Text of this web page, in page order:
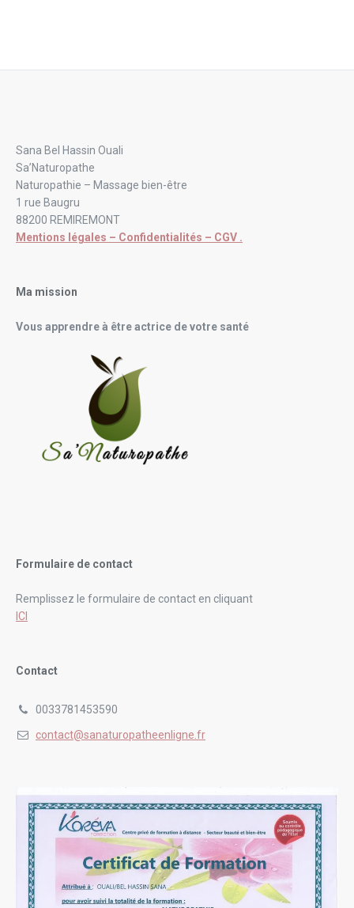
Sana Bel Hassin Ouali
Sa’Naturopathe
Naturopathie – Massage bien-être
1 rue Baugru
88200 REMIREMONT
Mentions légales – Confidentialités – CGV .
Ma mission
Vous apprendre à être actrice de votre santé
Formulaire de contact
Remplissez le formulaire de contact en cliquant
ICI
Contact
0033781453590
contact@sanaturopatheenligne.fr